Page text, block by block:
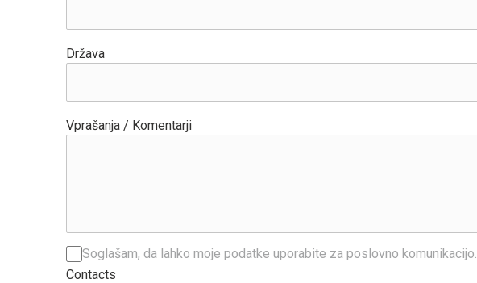
Država
Vprašanja / Komentarji
Soglašam, da lahko moje podatke uporabite za poslovno komunikacijo.
Contacts